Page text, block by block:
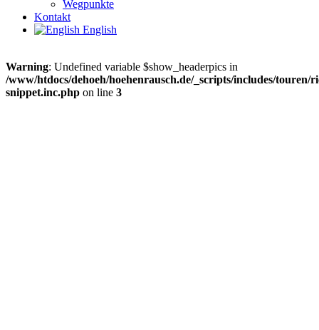
Wegpunkte
Kontakt
English
Warning: Undefined variable $show_headerpics in
/www/htdocs/dehoeh/hoehenrausch.de/_scripts/includes/touren/
snippet.inc.php on line 3